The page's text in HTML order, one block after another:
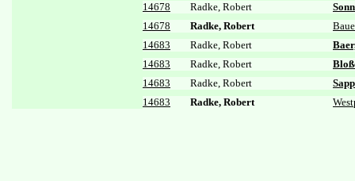
14678
Radke, Robert
14678
Radke, Robert
14683
Radke, Robert
14683
Radke, Robert
14683
Radke, Robert
14683
Radke, Robert